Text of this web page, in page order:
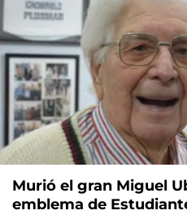
Murió el gran Miguel
emblema de